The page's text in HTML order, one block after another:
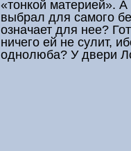
«тонкой материей».
выбрал для самого
означает для нее?
ничего ей не сулит,
однолюба? У двери